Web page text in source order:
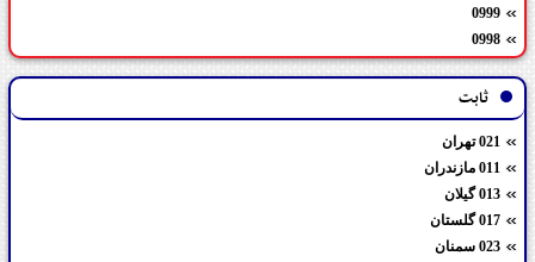
0999
0998
ثابت
021 تهران
011 مازندران
013 گیلان
017 گلستان
023 سمنان